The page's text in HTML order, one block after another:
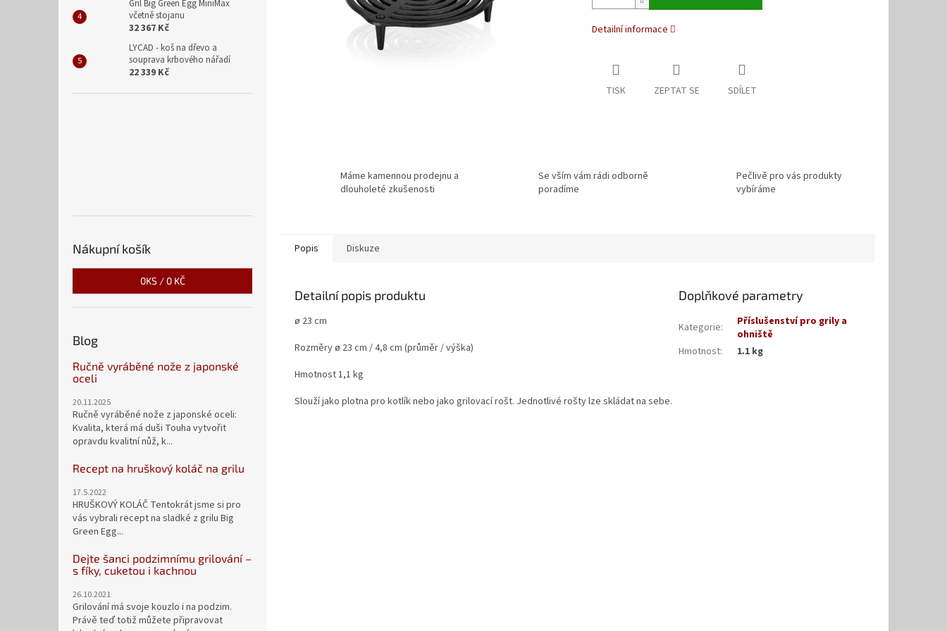
Gril Big Green Egg MiniMax
včetně stojanu
32 367 Kč
LYCAD - koš na dřevo a
souprava krbového nářadí
22 339 Kč
Nákupní košík
0KS / 0 KČ
Blog
Ručně vyráběné nože z japonské
oceli
20.11.2025
Ručně vyráběné nože z japonské oceli:
Kvalita, která má duši Touha vytvořit
opravdu kvalitní nůž, k...
Recept na hruškový koláč na grilu
17.5.2022
HRUŠKOVÝ KOLÁČ Tentokrát jsme si pro
vás vybrali recept na sladké z grilu Big
Green Egg...
Dejte šanci podzimnímu grilování –
s fíky, cuketou i kachnou
26.10.2021
Grilování má svoje kouzlo i na podzim.
Právě teď totiž můžete připravovat
Detailní informace
TISK ZEPTAT SE SDÍLET
Máme kamennou prodejnu a
dlouholeté zkušenosti
Se vším vám rádi odborně
poradíme
Pečlivě pro vás produkty
vybíráme
Popis Diskuze
Detailní popis produktu
ø 23 cm
Rozměry ø 23 cm / 4,8 cm (průměr / výška)
Hmotnost 1,1 kg
Slouží jako plotna pro kotlík nebo jako grilovací rošt. Jednotlivé rošty lze skládat na sebe.
Doplňkové parametry
Kategorie:
Příslušenství pro grily a
ohniště
Hmotnost: 1.1 kg